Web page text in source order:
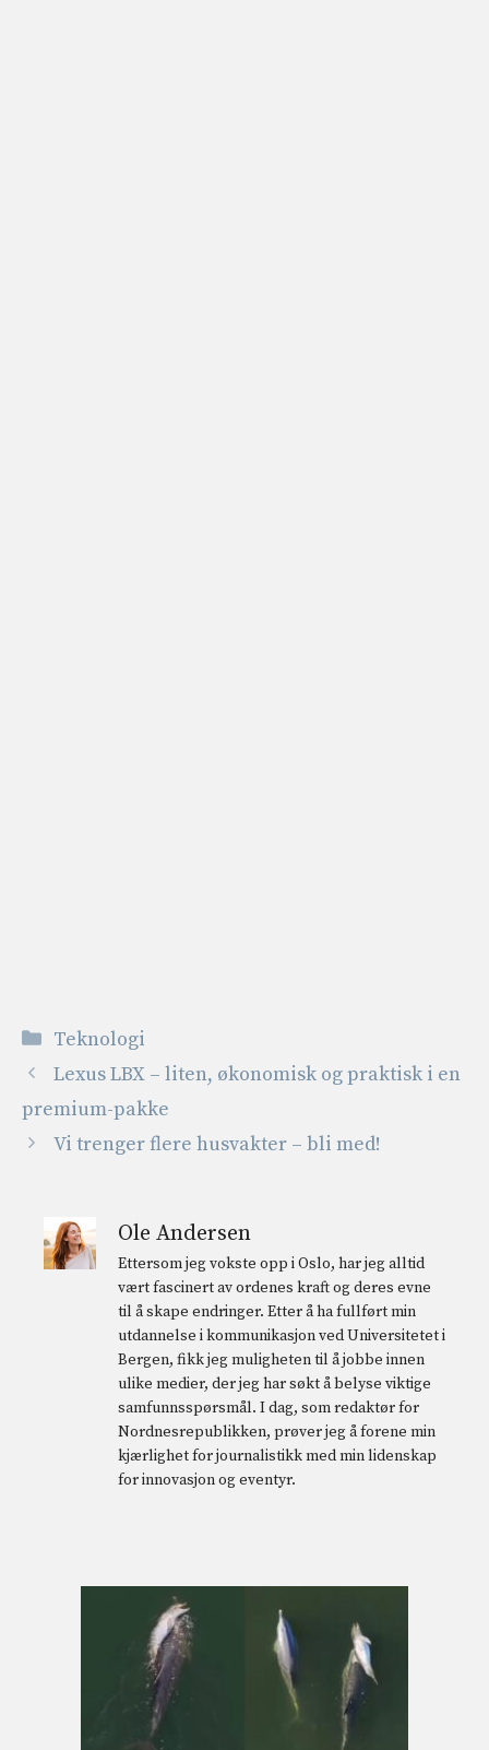
Kategorier
Teknologi
Lexus LBX – liten, økonomisk og praktisk i en
premium-pakke
Vi trenger flere husvakter – bli med!
Ole Andersen
Ettersom jeg vokste opp i Oslo, har jeg alltid
vært fascinert av ordenes kraft og deres evne
til å skape endringer. Etter å ha fullført min
utdannelse i kommunikasjon ved Universitetet i
Bergen, fikk jeg muligheten til å jobbe innen
ulike medier, der jeg har søkt å belyse viktige
samfunnsspørsmål. I dag, som redaktør for
Nordnesrepublikken, prøver jeg å forene min
kjærlighet for journalistikk med min lidenskap
for innovasjon og eventyr.